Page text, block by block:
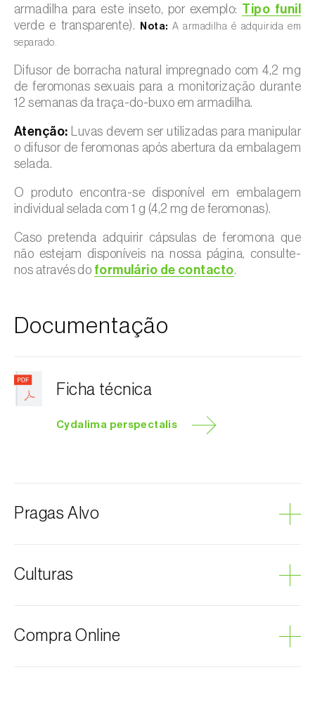
armadilha para este inseto, por exemplo: Tipo funil
verde e transparente).
Nota: A armadilha é adquirida em
separado.
Difusor de borracha natural impregnado com 4,2 mg
de feromonas sexuais para a monitorização durante
12 semanas da traça-do-buxo em armadilha.
Atenção: Luvas devem ser utilizadas para manipular
o difusor de feromonas após abertura da embalagem
selada.
O produto encontra-se disponível em embalagem
individual selada com 1 g (4,2 mg de feromonas).
Caso pretenda adquirir cápsulas de feromona que
não estejam disponíveis na nossa página, consulte-
nos através do formulário de contacto.
Documentação
Ficha técnica
Cydalima perspectalis
Pragas Alvo
Culturas
Compra Online